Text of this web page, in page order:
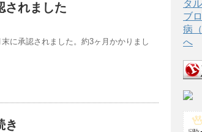
されました
に承認されました。約3ヶ月かかりまし
き